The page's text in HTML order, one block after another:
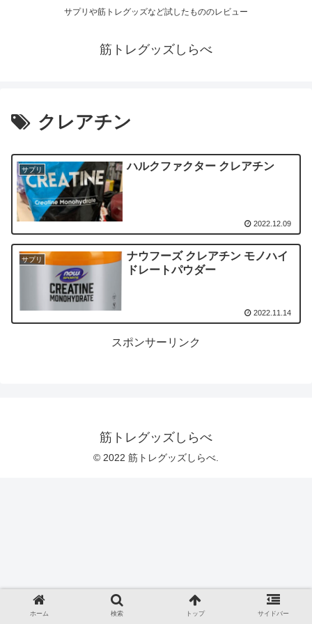
サプリや筋トレグッズなど試したもののレビュー
筋トレグッズしらべ
クレアチン
サプリ ハルクファクター クレアチン
2022.12.09
サプリ
ナウフーズ クレアチン モノハイ
ドレートパウダー
2022.11.14
スポンサーリンク
筋トレグッズしらべ
© 2022 筋トレグッズしらべ.
ホーム 検索 トップ サイドバー